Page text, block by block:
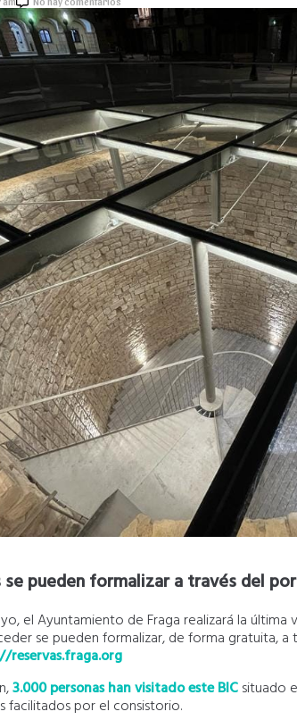
se pueden formalizar a través del
el Ayuntamiento de Fraga realizará la última
se pueden formalizar, de forma gratuita,
reservas.fraga.org
3.000 personas han visitado este BICsituado
facilitados por el consistorio.